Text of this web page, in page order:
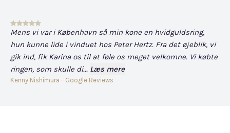
Mens vi var i København så min kone en hvidguldsring,
hun kunne lide i vinduet hos Peter Hertz. Fra det øjeblik, vi
gik ind, fik Karina os til at føle os meget velkomne. Vi købte
ringen, som skulle di... Læs mere
Kenny Nishimura - Google Reviews